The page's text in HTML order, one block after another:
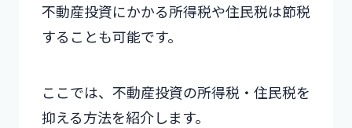
不動産投資にかかる所得税や住民税は節税
することも可能です。
ここでは、不動産投資の所得税・住民税を
抑える方法を紹介します。